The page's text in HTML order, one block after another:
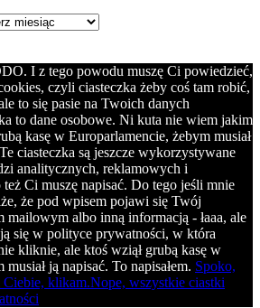
I z tego powodu muszę Ci powiedzieć,
czyli ciasteczka żeby coś tam robić,
to się pasie na Twoich danych
to dane osobowe. Ni kuta nie wiem jakim
kasę w Europarlamencie, żebym musiał
ciasteczka są jeszcze wykorzystywane
analitycznych, reklamowych i
Ci muszę napisać. Do tego jeśli mnie
że pod wpisem pojawi się Twój
mailowym albo inną informacją - łaaa, ale
się w polityce prywatności, w która
kliknie, ale ktoś wziął grubą kasę w
ją napisać. To napisałem. Spoko,
Ciebie, klikam.Nope, wszystkie ciastki